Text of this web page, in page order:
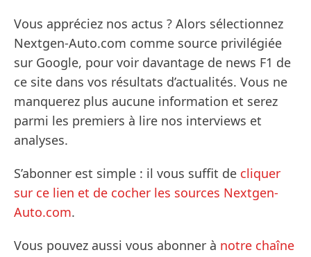
Vous appréciez nos actus ? Alors sélectionnez
Nextgen-Auto.com comme source privilégiée
sur Google, pour voir davantage de news F1 de
ce site dans vos résultats d’actualités. Vous ne
manquerez plus aucune information et serez
parmi les premiers à lire nos interviews et
analyses.
S’abonner est simple : il vous suffit de cliquer
sur ce lien et de cocher les sources Nextgen-
Auto.com.
Vous pouvez aussi vous abonner à notre chaîne